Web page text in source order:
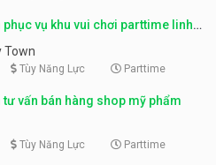
phục vụ khu vui chơi parttime linh
Town
Tùy Năng Lực Parttime
tư vấn bán hàng shop mỹ phẩm
Tùy Năng Lực Parttime